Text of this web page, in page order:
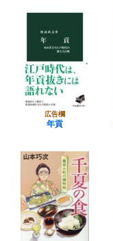
広告欄
年貢